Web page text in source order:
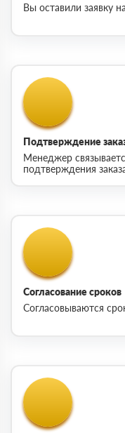
Вы оставили заявку
Подтверждение
Менеджер
подтверждения
Согласование сроков
Согласовываются